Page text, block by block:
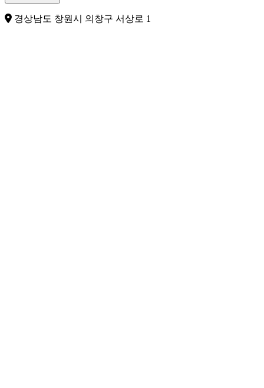
경상남도 창원시 의창구 서상로 1